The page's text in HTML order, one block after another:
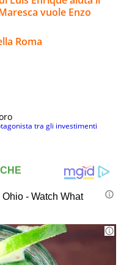
vuole Enzo
Roma
tra gli investimenti